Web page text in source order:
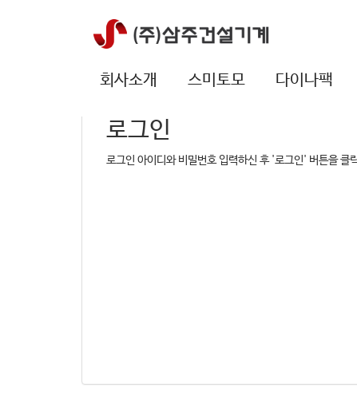
회사소개 스미토모 다이나팩
로그인
로그인 아이디와 비밀번호 입력하신 후 '로그인' 버튼을 클